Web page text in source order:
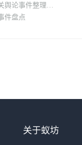
涉稳舆情周报：社会治安相关舆论事件整理（12.20-12.26）
件盘点
关于蚁坊